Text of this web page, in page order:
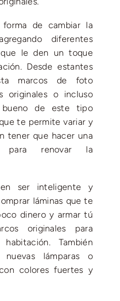
de cambiar la
diferentes
que le den un toque
Desde estantes
marcos de foto
originales o incluso
de este tipo
te permite variar y
tener que hacer una
para renovar la
ser inteligente y
láminas que te
dinero y armar tú
originales para
También
nuevas lámparas o
colores fuertes y